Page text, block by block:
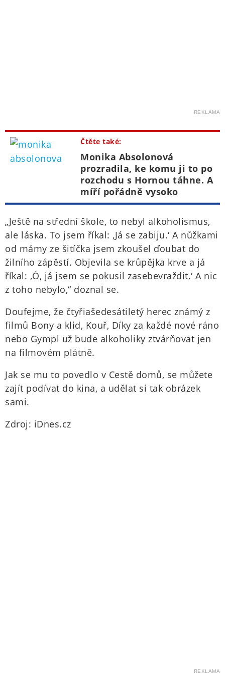
REKLAMA
Čtěte také:
Monika Absolonová
prozradila, ke komu ji to po
rozchodu s Hornou táhne. A
míří pořádně vysoko
„Ještě na střední škole, to nebyl alkoholismus,
ale láska. To jsem říkal: ‚Já se zabiju.‘ A nůžkami
od mámy ze šitíčka jsem zkoušel ďoubat do
žilního zápěstí. Objevila se krůpějka krve a já
říkal: ‚Ó, já jsem se pokusil zasebevraždit.‘ A nic
z toho nebylo,“ doznal se.
Doufejme, že čtyřiašedesátiletý herec známý z
filmů Bony a klid, Kouř, Díky za každé nové ráno
nebo Gympl už bude alkoholiky ztvárňovat jen
na filmovém plátně.
Jak se mu to povedlo v Cestě domů, se můžete
zajít podívat do kina, a udělat si tak obrázek
sami.
Zdroj: iDnes.cz
REKLAMA